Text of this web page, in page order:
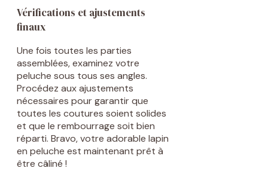
Vérifications et ajustements
finaux
Une fois toutes les parties
assemblées, examinez votre
peluche sous tous ses angles.
Procédez aux ajustements
nécessaires pour garantir que
toutes les coutures soient solides
et que le rembourrage soit bien
réparti. Bravo, votre adorable lapin
en peluche est maintenant prêt à
être câliné !